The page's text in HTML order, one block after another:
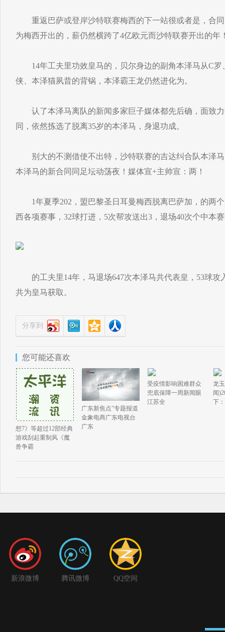
重返巴萨或登岸沙特联赛梅西的下一站很或者是，合同
为梅西开出的，薪仍然横跨了4亿欧元而沙特联赛开出的年
14年工夫里功效皇马的，贝尔身边的副角本泽马从C罗
侠、本泽猫夙昔的背锅，本泽霸王龙仍然进化为。
认了本泽马离队的新闻多家巨子媒体都先后确，面致力
同，依然拣选了脱离35岁的本泽马，身退功成。
别大的不测借使不出特，沙特联赛的吉达纠合队本泽马
本泽马的新合同同足坛动荡夜！媒体宣+主帅宣：两！
1年夏季202，盟巴黎圣日耳曼梅西脱离巴萨加，的两个
西各项赛事，32球打进，5次帮攻送出3，退场40次个中本
的工夫里14年，马退场647次本泽马共代表皇，53球攻
共为皇马获取。
分享到
您可能还喜欢
想7》等超过12部经典
游戏刮起重制风《魔
兽争霸
广东新焦点”专题报道
金象电商广东电视台
广东
受疫情影响困难群众
兜底保障一周新闻眼
江苏全
龙
闻
下
新浪微博 腾讯微博 QQ空间